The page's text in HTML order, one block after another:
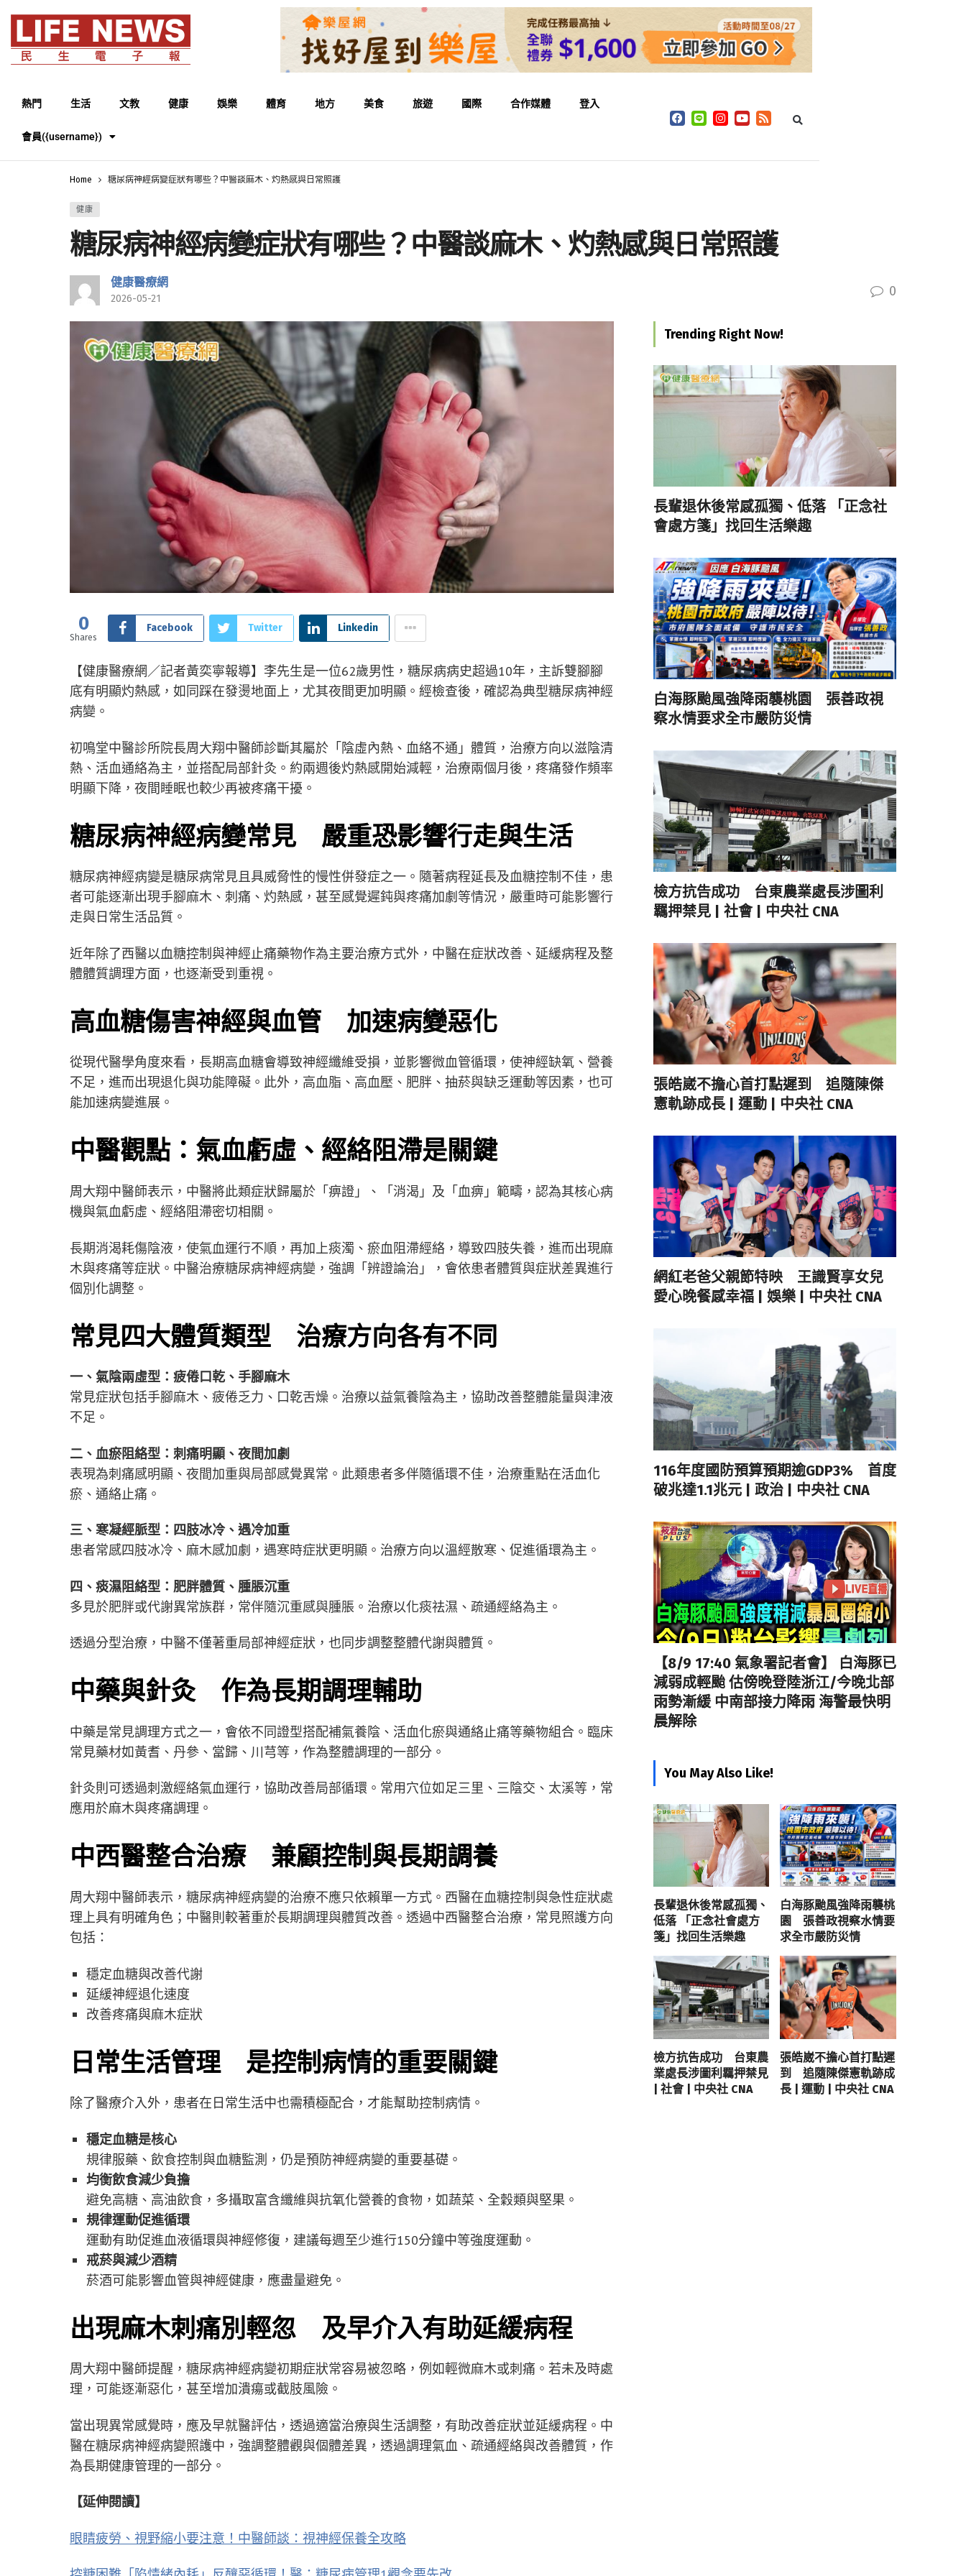
熱門 生活 文教 健康 娛樂 體育 地方 美食 旅遊 國際 合作媒體 登入
會員({username})
Home 糖尿病神經病變症狀有哪些？中醫談麻木、灼熱感與日常照護
健康
糖尿病神經病變症狀有哪些？中醫談麻木、灼熱感與日常照護
健康醫療網
2026-05-21 0
0
Shares
Facebook Twitter Linkedin
【健康醫療網／記者黃奕寧報導】李先生是一位62歲男性，糖尿病病史超過10年，主訴雙腳腳
底有明顯灼熱感，如同踩在發燙地面上，尤其夜間更加明顯。經檢查後，確認為典型糖尿病神經
病變。
初鳴堂中醫診所院長周大翔中醫師診斷其屬於「陰虛內熱、血絡不通」體質，治療方向以滋陰清
熱、活血通絡為主，並搭配局部針灸。約兩週後灼熱感開始減輕，治療兩個月後，疼痛發作頻率
明顯下降，夜間睡眠也較少再被疼痛干擾。
糖尿病神經病變常見 嚴重恐影響行走與生活
糖尿病神經病變是糖尿病常見且具威脅性的慢性併發症之一。隨著病程延長及血糖控制不佳，患
者可能逐漸出現手腳麻木、刺痛、灼熱感，甚至感覺遲鈍與疼痛加劇等情況，嚴重時可能影響行
走與日常生活品質。
近年除了西醫以血糖控制與神經止痛藥物作為主要治療方式外，中醫在症狀改善、延緩病程及整
體體質調理方面，也逐漸受到重視。
高血糖傷害神經與血管 加速病變惡化
從現代醫學角度來看，長期高血糖會導致神經纖維受損，並影響微血管循環，使神經缺氧、營養
不足，進而出現退化與功能障礙。此外，高血脂、高血壓、肥胖、抽菸與缺乏運動等因素，也可
能加速病變進展。
中醫觀點：氣血虧虛、經絡阻滯是關鍵
周大翔中醫師表示，中醫將此類症狀歸屬於「痹證」、「消渴」及「血痹」範疇，認為其核心病
機與氣血虧虛、經絡阻滯密切相關。
長期消渴耗傷陰液，使氣血運行不順，再加上痰濁、瘀血阻滯經絡，導致四肢失養，進而出現麻
木與疼痛等症狀。中醫治療糖尿病神經病變，強調「辨證論治」，會依患者體質與症狀差異進行
個別化調整。
常見四大體質類型 治療方向各有不同
一、氣陰兩虛型：疲倦口乾、手腳麻木
常見症狀包括手腳麻木、疲倦乏力、口乾舌燥。治療以益氣養陰為主，協助改善整體能量與津液
不足。
二、血瘀阻絡型：刺痛明顯、夜間加劇
表現為刺痛感明顯、夜間加重與局部感覺異常。此類患者多伴隨循環不佳，治療重點在活血化
瘀、通絡止痛。
三、寒凝經脈型：四肢冰冷、遇冷加重
患者常感四肢冰冷、麻木感加劇，遇寒時症狀更明顯。治療方向以溫經散寒、促進循環為主。
四、痰濕阻絡型：肥胖體質、腫脹沉重
多見於肥胖或代謝異常族群，常伴隨沉重感與腫脹。治療以化痰祛濕、疏通經絡為主。
透過分型治療，中醫不僅著重局部神經症狀，也同步調整整體代謝與體質。
中藥與針灸 作為長期調理輔助
中藥是常見調理方式之一，會依不同證型搭配補氣養陰、活血化瘀與通絡止痛等藥物組合。臨床
常見藥材如黃耆、丹參、當歸、川芎等，作為整體調理的一部分。
針灸則可透過刺激經絡氣血運行，協助改善局部循環。常用穴位如足三里、三陰交、太溪等，常
應用於麻木與疼痛調理。
中西醫整合治療 兼顧控制與長期調養
周大翔中醫師表示，糖尿病神經病變的治療不應只依賴單一方式。西醫在血糖控制與急性症狀處
理上具有明確角色；中醫則較著重於長期調理與體質改善。透過中西醫整合治療，常見照護方向
包括：
穩定血糖與改善代謝
延緩神經退化速度
改善疼痛與麻木症狀
日常生活管理 是控制病情的重要關鍵
除了醫療介入外，患者在日常生活中也需積極配合，才能幫助控制病情。
穩定血糖是核心
規律服藥、飲食控制與血糖監測，仍是預防神經病變的重要基礎。
均衡飲食減少負擔
避免高糖、高油飲食，多攝取富含纖維與抗氧化營養的食物，如蔬菜、全穀類與堅果。
規律運動促進循環
運動有助促進血液循環與神經修復，建議每週至少進行150分鐘中等強度運動。
戒菸與減少酒精
菸酒可能影響血管與神經健康，應盡量避免。
出現麻木刺痛別輕忽 及早介入有助延緩病程
周大翔中醫師提醒，糖尿病神經病變初期症狀常容易被忽略，例如輕微麻木或刺痛。若未及時處
理，可能逐漸惡化，甚至增加潰瘍或截肢風險。
當出現異常感覺時，應及早就醫評估，透過適當治療與生活調整，有助改善症狀並延緩病程。中
醫在糖尿病神經病變照護中，強調整體觀與個體差異，透過調理氣血、疏通經絡與改善體質，作
為長期健康管理的一部分。
【延伸閱讀】
眼睛疲勞、視野縮小要注意！中醫師談：視神經保養全攻略
Trending Right Now!
長輩退休後常感孤獨、低落 「正念社
會處方箋」找回生活樂趣
白海豚颱風強降雨襲桃園 張善政視
察水情要求全市嚴防災情
檢方抗告成功 台東農業處長涉圖利
羈押禁見 | 社會 | 中央社 CNA
張皓崴不擔心首打點遲到 追隨陳傑
憲軌跡成長 | 運動 | 中央社 CNA
網紅老爸父親節特映 王識賢享女兒
愛心晚餐感幸福 | 娛樂 | 中央社 CNA
116年度國防預算預期逾GDP3% 首度
破兆達1.1兆元 | 政治 | 中央社 CNA
【8/9 17:40 氣象署記者會】 白海豚已
減弱成輕颱 估傍晚登陸浙江/今晚北部
雨勢漸緩 中南部接力降雨 海警最快明
晨解除
You May Also Like!
長輩退休後常感孤獨、
低落 「正念社會處方
箋」找回生活樂趣
白海豚颱風強降雨襲桃
園 張善政視察水情要
求全市嚴防災情
檢方抗告成功 台東農
業處長涉圖利羈押禁見
| 社會 | 中央社 CNA
張皓崴不擔心首打點遲
到 追隨陳傑憲軌跡成
長 | 運動 | 中央社 CNA